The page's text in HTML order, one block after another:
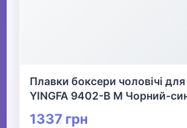
Плавки боксери чоловічі
YINGFA 9402-B M Чорний-
1337 грн